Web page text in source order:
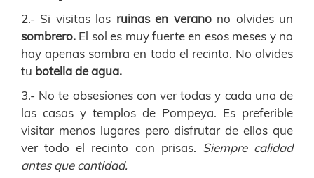
2.- Si visitas las ruinas en veranono olvides un
sombrero. El sol es muy fuerte en esos meses y no
hay apenas sombra en todo el recinto. No olvides
tu botella de agua.
3.- No te obsesiones con ver todas y cada una de
las casas y templos de Pompeya. Es preferible
visitar menos lugares pero disfrutar de ellos que
ver todo el recinto con prisas. Siempre calidad
antes que cantidad.